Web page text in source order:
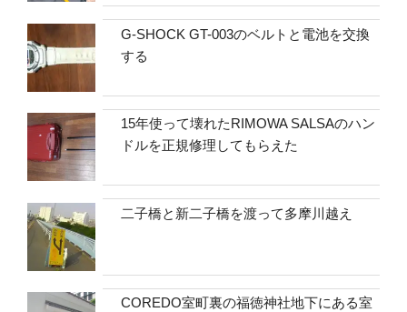
G-SHOCK GT-003のベルトと電池を交換
する
15年使って壊れたRIMOWA SALSAのハン
ドルを正規修理してもらえた
二子橋と新二子橋を渡って多摩川越え
COREDO室町裏の福徳神社地下にある室